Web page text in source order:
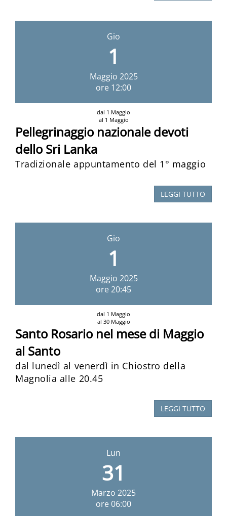
Gio
1
Maggio 2025
ore 12:00
dal 1 Maggio
al 1 Maggio
Pellegrinaggio nazionale devoti
dello Sri Lanka
Tradizionale appuntamento del 1° maggio
LEGGI TUTTO
Gio
1
Maggio 2025
ore 20:45
dal 1 Maggio
al 30 Maggio
Santo Rosario nel mese di Maggio
al Santo
dal lunedì al venerdì in Chiostro della
Magnolia alle 20.45
LEGGI TUTTO
Lun
31
Marzo 2025
ore 06:00